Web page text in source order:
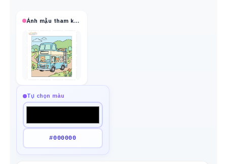
Ảnh mẫu tham khảo
Tự chọn màu